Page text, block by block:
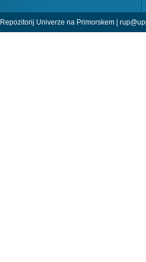
Repozitorij Univerze na Primorskem |